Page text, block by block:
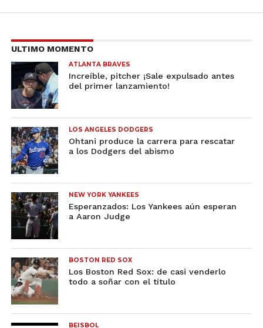
ULTIMO MOMENTO
ATLANTA BRAVES
Increíble, pitcher ¡Sale expulsado antes
del primer lanzamiento!
LOS ANGELES DODGERS
Ohtani produce la carrera para rescatar
a los Dodgers del abismo
NEW YORK YANKEES
Esperanzados: Los Yankees aún esperan
a Aaron Judge
BOSTON RED SOX
Los Boston Red Sox: de casi venderlo
todo a soñar con el título
BEISBOL